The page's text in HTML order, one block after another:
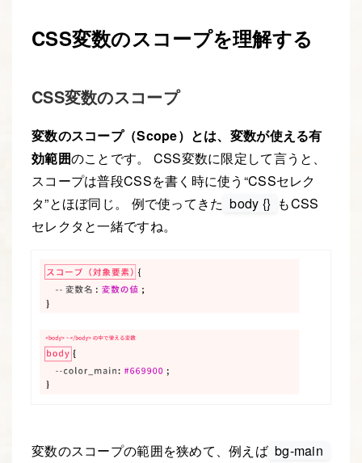
CSS変数のスコープを理解する
CSS変数のスコープ
変数のスコープ（Scope）とは、変数が使える有
効範囲のことです。 CSS変数に限定して言うと、
スコープは普段CSSを書く時に使う“CSSセレク
タ”とほぼ同じ。 例で使ってきた body {} もCSS
セレクタと一緒ですね。
変数のスコープの範囲を狭めて、例えば bg-main